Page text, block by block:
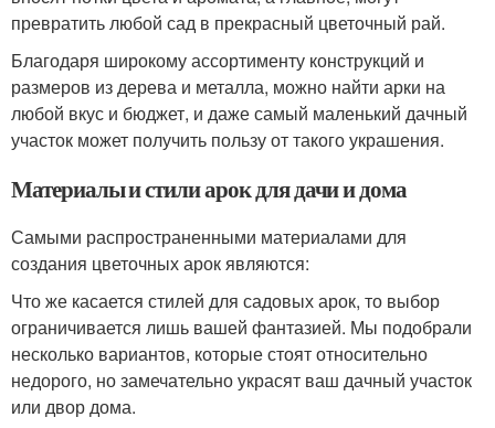
превратить любой сад в прекрасный цветочный рай.
Благодаря широкому ассортименту конструкций и
размеров из дерева и металла, можно найти арки на
любой вкус и бюджет, и даже самый маленький дачный
участок может получить пользу от такого украшения.
Материалы и стили арок для дачи и дома
Самыми распространенными материалами для
создания цветочных арок являются:
Что же касается стилей для садовых арок, то выбор
ограничивается лишь вашей фантазией. Мы подобрали
несколько вариантов, которые стоят относительно
недорого, но замечательно украсят ваш дачный участок
или двор дома.